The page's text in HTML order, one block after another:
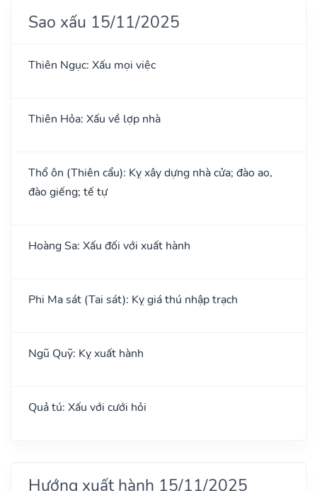
Sao xấu 15/11/2025
Thiên Ngục: Xấu mọi việc
Thiên Hỏa: Xấu về lợp nhà
Thổ ôn (Thiên cẩu): Kỵ xây dựng nhà cửa; đào ao,
đào giếng; tế tự
Hoàng Sa: Xấu đối với xuất hành
Phi Ma sát (Tai sát): Kỵ giá thú nhập trạch
Ngũ Quỹ: Kỵ xuất hành
Quả tú: Xấu với cưới hỏi
Hướng xuất hành 15/11/2025